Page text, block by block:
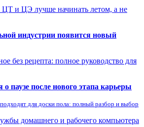
ЦТ и ЦЭ лучше начинать летом, а не
индустрии появится новый
без рецепта: полное руководство для
паузе после нового этапа карьеры
для доски пола: полный разбор и выбор
домашнего и рабочего компьютера